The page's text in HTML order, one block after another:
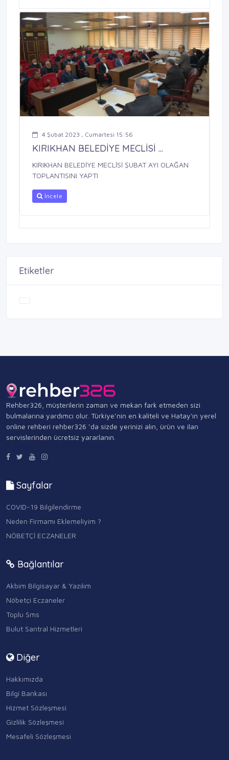
4 Şubat 2023 , Cumartesi 15:56
KIRIKHAN BELEDİYE MECLİSİ ...
KIRIKHAN BELEDİYE MECLİSİ ŞUBAT AYI OLAĞAN
TOPLANTISINI YAPTI
İncele
Etiketler
Rehber326, müşterilerin zaman ve mekan fark etmeden sizi
bulmalarına yardımcı olur. Türkiye’nin en kaliteli ve Hatay'ın yerel
online rehberi rehber326 ‘da sizde yerinizi alın, ürün ve ilan
servislerinden ücretsiz yararlanın.
Sayfalar
COVID-19 Bilgilendirme
Neden Firmamı Eklemeliyim ?
NÖBETÇİ ECZANELER
Bağlantılar
Akbim Bilgisayar & Yazılım
Nöbetçi Eczaneler
Toplu Sms
Bulut Santral Hizmetleri
Diğer
Hakkımızda
Bilgi Bankası
Hizmet Sözleşmesi
Gizlilik Sözleşmesi
Mesafeli Sözleşmesi